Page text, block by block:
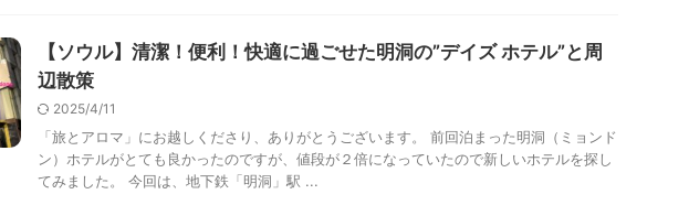
【ソウル】清潔！便利！快適に過ごせた明洞の”デイズ ホテル”と周
辺散策
2025/4/11
「旅とアロマ」にお越しくださり、ありがとうございます。 前回泊まった明洞（ミョンド
ン）ホテルがとても良かったのですが、値段が２倍になっていたので新しいホテルを探し
てみました。 今回は、地下鉄「明洞」駅 ...